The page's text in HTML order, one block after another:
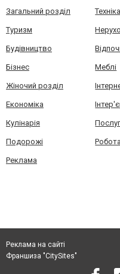
Загальний розділ Техніка
Туризм
Будівництво
Бізнес Меблі
Жіночий розділ
Економіка
Кулінарія
Подорожі Робота
Реклама
Реклама на сайті
Франшиза "CitySites"